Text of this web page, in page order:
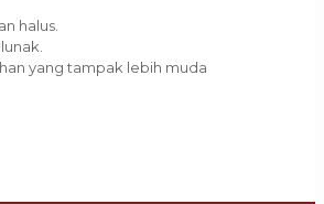
halus.
yang tampak lebih muda